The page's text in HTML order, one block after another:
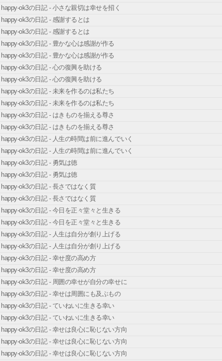
happy-ok3の日記 - 小さな親切は幸せを招く
happy-ok3の日記 - 感謝するとは
happy-ok3の日記 - 感謝するとは
happy-ok3の日記 - 豊かな心は感謝が作る
happy-ok3の日記 - 豊かな心は感謝が作る
happy-ok3の日記 - 心の復興を助ける
happy-ok3の日記 - 心の復興を助ける
happy-ok3の日記 - 未来を作るのは私たち
happy-ok3の日記 - 未来を作るのは私たち
happy-ok3の日記 - はきものを揃える尊さ
happy-ok3の日記 - はきものを揃える尊さ
happy-ok3の日記 - 人生の時間は前に進んでいく
happy-ok3の日記 - 人生の時間は前に進んでいく
happy-ok3の日記 - 勇気は徳
happy-ok3の日記 - 勇気は徳
happy-ok3の日記 - 長さではなく質
happy-ok3の日記 - 長さではなく質
happy-ok3の日記 - 今日を正々堂々と生きる
happy-ok3の日記 - 今日を正々堂々と生きる
happy-ok3の日記 - 人生は自分が創り上げる
happy-ok3の日記 - 人生は自分が創り上げる
happy-ok3の日記 - 幸せ度の高め方
happy-ok3の日記 - 幸せ度の高め方
happy-ok3の日記 - 周囲の幸せが自分の幸せに
happy-ok3の日記 - 幸せは周囲にも及ぶもの
happy-ok3の日記 - ていねいに生きる幸い
happy-ok3の日記 - ていねいに生きる幸い
happy-ok3の日記 - 幸せは良心に恥じない方向
happy-ok3の日記 - 幸せは良心に恥じない方向
happy-ok3の日記 - 幸せは良心に恥じない方向